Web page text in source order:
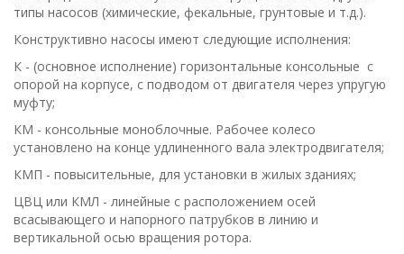
типы насосов (химические, фекальные, грунтовые и т.д.).
Конструктивно насосы имеют следующие исполнения:
К - (основное исполнение) горизонтальные консольные с
опорой на корпусе, с подводом от двигателя через упругую
муфту;
КМ - консольные моноблочные. Рабочее колесо
установлено на конце удлиненного вала электродвигателя;
КМП - повысительные, для установки в жилых зданиях;
ЦВЦ или КМЛ - линейные с расположением осей
всасывающего и напорного патрубков в линию и
вертикальной осью вращения ротора.